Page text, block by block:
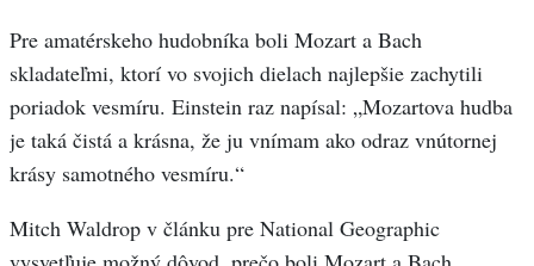
Pre amatérskeho hudobníka boli Mozart a Bach
skladateľmi, ktorí vo svojich dielach najlepšie zachytili
poriadok vesmíru. Einstein raz napísal: „Mozartova hudba
je taká čistá a krásna, že ju vnímam ako odraz vnútornej
krásy samotného vesmíru.“
Mitch Waldrop v článku pre National Geographic